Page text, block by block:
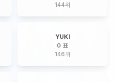
144위
YUKI
0 표
146위